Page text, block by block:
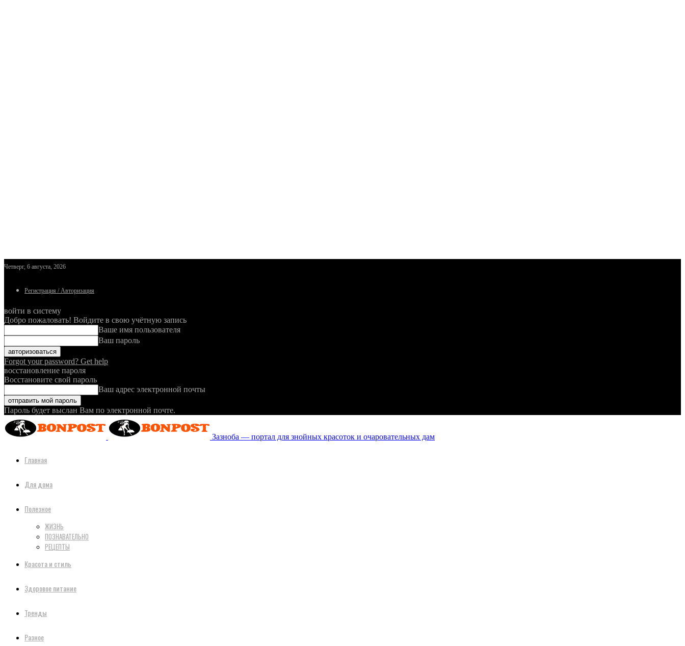
Четверг, 6 августа, 2026
Регистрация / Авторизация
войти в систему
Добро пожаловать! Войдите в свою учётную запись
Ваше имя пользователя
Ваш пароль
Forgot your password? Get help
восстановление пароля
Восстановите свой пароль
Ваш адрес электронной почты
Пароль будет выслан Вам по электронной почте.
Зазноба — портал для знойных красоток и очаровательных дам
Главная
Для дома
Полезное
ЖИЗНЬ
ПОЗНАВАТЕЛЬНО
РЕЦЕПТЫ
Красота и стиль
Здоровое питание
Тренды
Разное